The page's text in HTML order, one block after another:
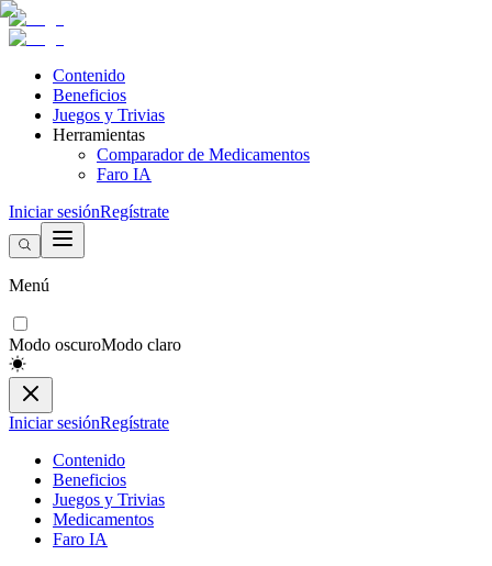
Contenido
Beneficios
Juegos y Trivias
Herramientas
Comparador de Medicamentos
Faro IA
Iniciar sesiónRegístrate
Menú
Modo oscuroModo claro
Iniciar sesiónRegístrate
Contenido
Beneficios
Juegos y Trivias
Medicamentos
Faro IA